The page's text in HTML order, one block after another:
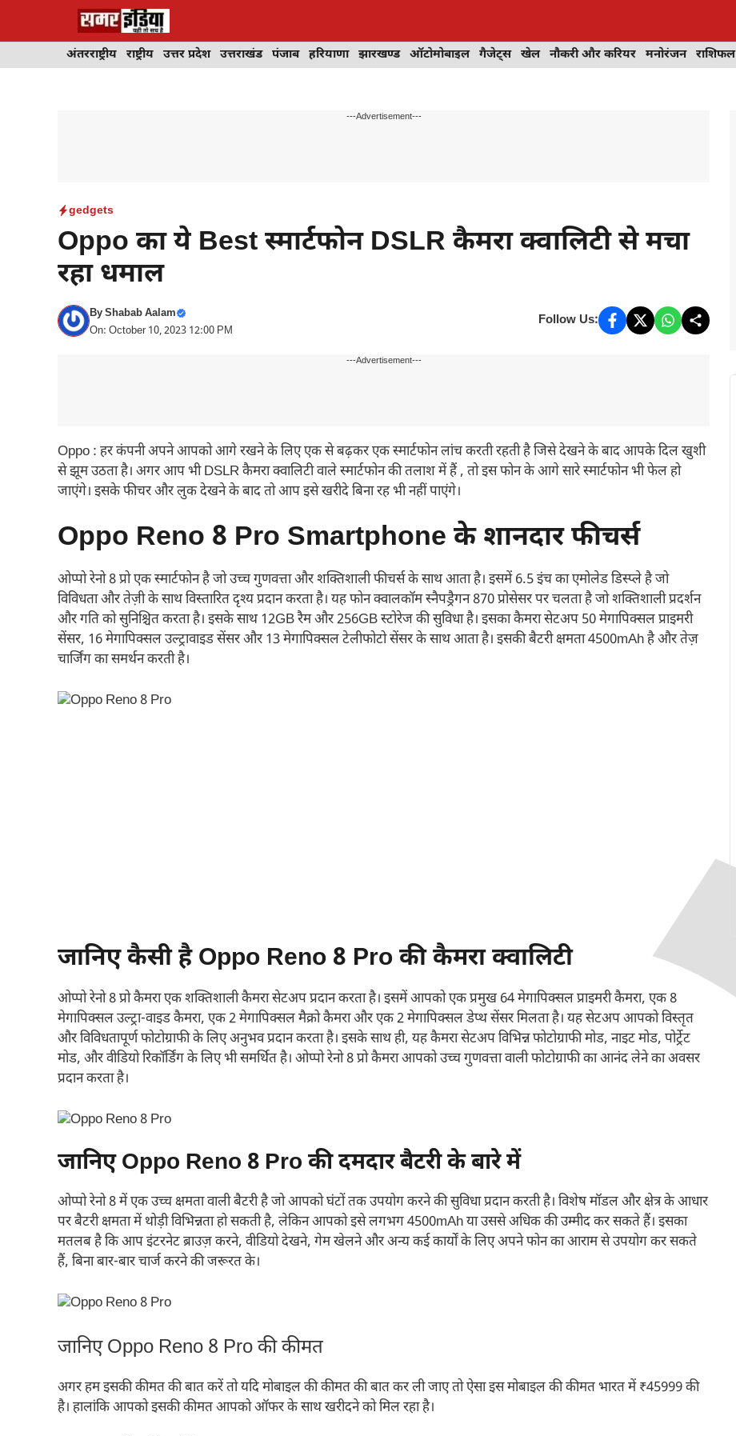
अंतरराष्ट्रीय राष्ट्रीय उत्तर प्रदेश उत्तराखंड पंजाब हरियाणा झारखण्ड ऑटोमोबाइल गैजेट्स खेल नौकरी और करियर मनोरंजन राशिफल
---Advertisement---
gedgets
Oppo का ये Best स्मार्टफोन DSLR कैमरा क्वालिटी से मचा
रहा धमाल
ByShabab Aalam
On: October 10, 2023 12:00 PM
Follow Us:
---Advertisement---
Oppo : हर कंपनी अपने आपको आगे रखने के लिए एक से बढ़कर एक स्मार्टफोन लांच करती रहती है जिसे देखने के बाद आपके दिल खुशी
से झूम उठता है। अगर आप भी DSLR कैमरा क्वालिटी वाले स्मार्टफोन की तलाश में हैं , तो इस फोन के आगे सारे स्मार्टफोन भी फेल हो
जाएंगे। इसके फीचर और लुक देखने के बाद तो आप इसे खरीदे बिना रह भी नहीं पाएंगे।
Oppo Reno 8 Pro Smartphone के शानदार फीचर्स
ओप्पो रेनो 8 प्रो एक स्मार्टफोन है जो उच्च गुणवत्ता और शक्तिशाली फीचर्स के साथ आता है। इसमें 6.5 इंच का एमोलेड डिस्प्ले है जो
विविधता और तेज़ी के साथ विस्तारित दृश्य प्रदान करता है। यह फोन क्वालकॉम स्नैपड्रैगन 870 प्रोसेसर पर चलता है जो शक्तिशाली प्रदर्शन
और गति को सुनिश्चित करता है। इसके साथ 12GB रैम और 256GB स्टोरेज की सुविधा है। इसका कैमरा सेटअप 50 मेगापिक्सल प्राइमरी
सेंसर, 16 मेगापिक्सल उल्ट्रावाइड सेंसर और 13 मेगापिक्सल टेलीफोटो सेंसर के साथ आता है। इसकी बैटरी क्षमता 4500mAh है और तेज़
चार्जिंग का समर्थन करती है।
जानिए कैसी है Oppo Reno 8 Pro की कैमरा क्वालिटी
ओप्पो रेनो 8 प्रो कैमरा एक शक्तिशाली कैमरा सेटअप प्रदान करता है। इसमें आपको एक प्रमुख 64 मेगापिक्सल प्राइमरी कैमरा, एक 8
मेगापिक्सल उल्ट्रा-वाइड कैमरा, एक 2 मेगापिक्सल मैक्रो कैमरा और एक 2 मेगापिक्सल डेप्थ सेंसर मिलता है। यह सेटअप आपको विस्तृत
और विविधतापूर्ण फोटोग्राफी के लिए अनुभव प्रदान करता है। इसके साथ ही, यह कैमरा सेटअप विभिन्न फोटोग्राफी मोड, नाइट मोड, पोर्ट्रेट
मोड, और वीडियो रिकॉर्डिंग के लिए भी समर्थित है। ओप्पो रेनो 8 प्रो कैमरा आपको उच्च गुणवत्ता वाली फोटोग्राफी का आनंद लेने का अवसर
प्रदान करता है।
जानिए Oppo Reno 8 Pro की दमदार बैटरी के बारे में
ओप्पो रेनो 8 में एक उच्च क्षमता वाली बैटरी है जो आपको घंटों तक उपयोग करने की सुविधा प्रदान करती है। विशेष मॉडल और क्षेत्र के आधार
पर बैटरी क्षमता में थोड़ी विभिन्नता हो सकती है, लेकिन आपको इसे लगभग 4500mAh या उससे अधिक की उम्मीद कर सकते हैं। इसका
मतलब है कि आप इंटरनेट ब्राउज़ करने, वीडियो देखने, गेम खेलने और अन्य कई कार्यों के लिए अपने फोन का आराम से उपयोग कर सकते
हैं, बिना बार-बार चार्ज करने की जरूरत के।
जानिए Oppo Reno 8 Pro की कीमत
अगर हम इसकी कीमत की बात करें तो यदि मोबाइल की कीमत की बात कर ली जाए तो ऐसा इस मोबाइल की कीमत भारत में ₹45999 की
है। हालांकि आपको इसकी कीमत आपको ऑफर के साथ खरीदने को मिल रहा है।